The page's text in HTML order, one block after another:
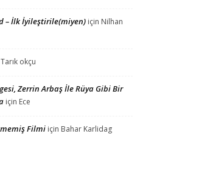
– İlk İyileştirile(miyen) için Nilhan
Tarık okçu
Zerrin Arbaş İle Rüya Gibi Bir
için Ece
Filmi için Bahar Karlidag